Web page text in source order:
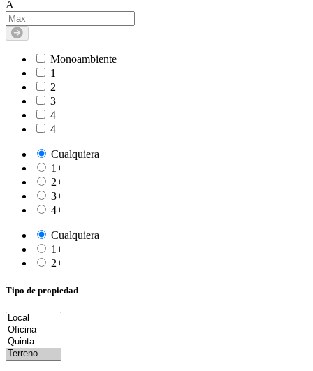
A
Monoambiente
1
2
3
4
4+
Cualquiera
1+
2+
3+
4+
Cualquiera
1+
2+
Tipo de propiedad